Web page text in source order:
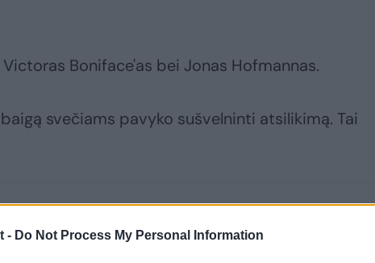
- Do Not Process My Personal Information
Boniface'as bei Jonas Hofmannas.
svečiams pavyko sušvelninti atsilikimą. Tai